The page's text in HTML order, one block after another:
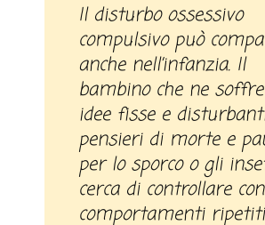
Il disturbo ossessivo
compulsivo può
anche nell’infanzia. Il
bambino che ne
idee fisse e
pensieri di morte e
per lo sporco o gli
cerca di controllare con
comportamenti